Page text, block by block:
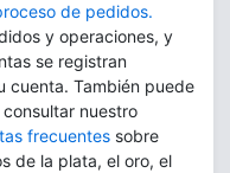
de pedidos.
y operaciones, y
se registran
cuenta. También puede
nuestro
frecuentes sobre
de la plata, el oro, el